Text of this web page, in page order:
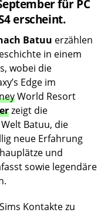
für PC
erscheint.
Batuu erzählen
in einem
wobei die
Edge im
World Resort
zeigt die
Batuu, die
neue Erfahrung
und
sowie legendäre
Kontakte zu